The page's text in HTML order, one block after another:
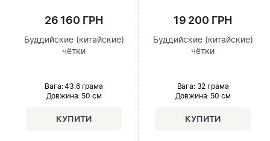
26 160 ГРН
Буддийские (китайские)
чётки
Вага: 43.6 грама
Довжина: 50 см
19 200 ГРН
Буддийские (китайские)
чётки
Вага: 32 грама
Довжина: 50 см